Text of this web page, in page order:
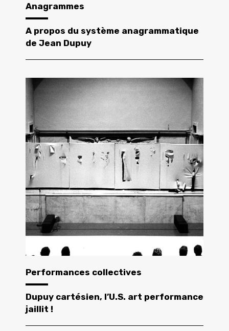
Anagrammes
A propos du système anagrammatique
de Jean Dupuy
Performances collectives
Dupuy cartésien, l’U.S. art performance
jaillit !